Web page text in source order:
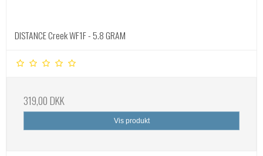
DISTANCE Creek WF1F - 5.8 GRAM
319,00 DKK
Vis produkt